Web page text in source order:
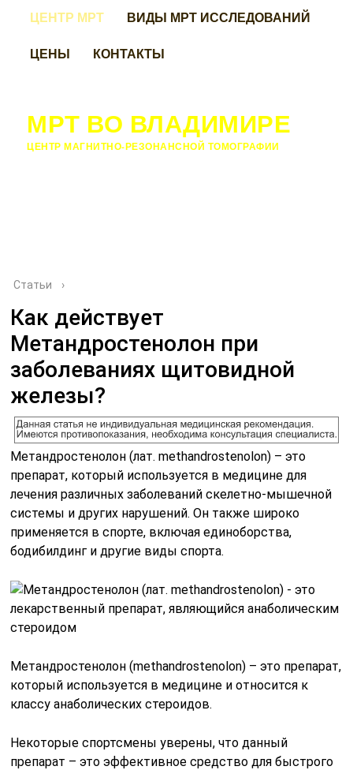
ЦЕНТР МРТ
ВИДЫ МРТ ИССЛЕДОВАНИЙ
ЦЕНЫ
КОНТАКТЫ
МРТ ВО ВЛАДИМИРЕ
ЦЕНТР МАГНИТНО-РЕЗОНАНСНОЙ ТОМОГРАФИИ
Статьи ›
Как действует
Метандростенолон при
заболеваниях щитовидной
железы?
Метандростенолон (лат. methandrostenolon) – это
препарат, который используется в медицине для
лечения различных заболеваний скелетно-мышечной
системы и других нарушений. Он также широко
применяется в спорте, включая единоборства,
бодибилдинг и другие виды спорта.
Метандростенолон (methandrostenolon) – это препарат,
который используется в медицине и относится к
классу анаболических стероидов.
Некоторые спортсмены уверены, что данный
препарат – это эффективное средство для быстрого